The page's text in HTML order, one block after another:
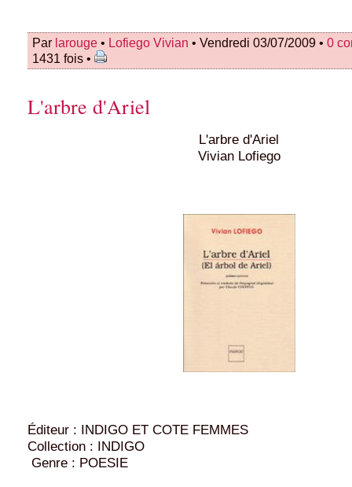
Par larouge • Lofiego Vivian • Vendredi 03/07/2009 • 0
1431 fois •
L'arbre d'Ariel
L'arbre d'Ariel
Vivian Lofiego
Éditeur : INDIGO ET COTE FEMMES
Collection : INDIGO
Genre : POESIE